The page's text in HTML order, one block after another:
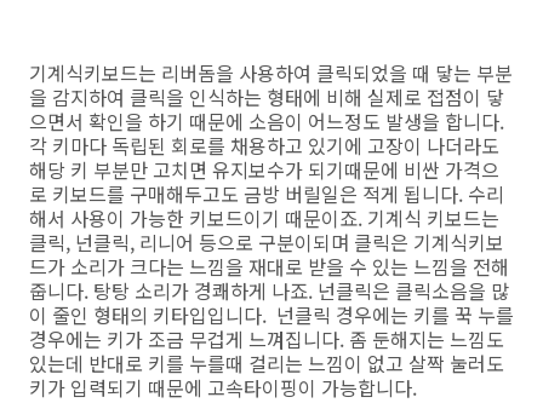
기계식키보드는 리버돔을 사용하여 클릭되었을 때 닿는 부분
을 감지하여 클릭을 인식하는 형태에 비해 실제로 접점이 닿
으면서 확인을 하기 때문에 소음이 어느정도 발생을 합니다.
각 키마다 독립된 회로를 채용하고 있기에 고장이 나더라도
해당 키 부분만 고치면 유지보수가 되기때문에 비싼 가격으
로 키보드를 구매해두고도 금방 버릴일은 적게 됩니다. 수리
해서 사용이 가능한 키보드이기 때문이죠. 기계식 키보드는
클릭, 넌클릭, 리니어 등으로 구분이되며 클릭은 기계식키보
드가 소리가 크다는 느낌을 재대로 받을 수 있는 느낌을 전해
줍니다. 탕탕 소리가 경쾌하게 나죠. 넌클릭은 클릭소음을 많
이 줄인 형태의 키타입입니다. 넌클릭 경우에는 키를 꾹 누를
경우에는 키가 조금 무겁게 느껴집니다. 좀 둔해지는 느낌도
있는데 반대로 키를 누를때 걸리는 느낌이 없고 살짝 눌러도
키가 입력되기 때문에 고속타이핑이 가능합니다.